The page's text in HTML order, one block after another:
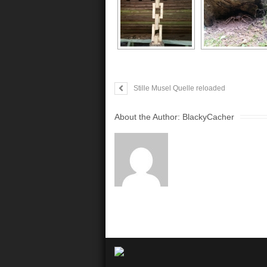
Stille Musel Quelle reloaded
About the Author: BlackyCacher